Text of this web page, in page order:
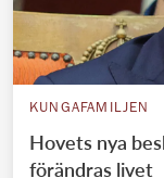
KUNGAFAMILJEN
Hovets nya
förändras livet